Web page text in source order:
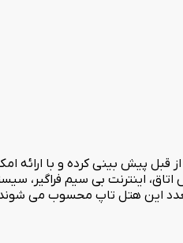
از قبل پیش بینی کرده و با
اتاق، اینترنت بی سیم
این هتل تاپ محسوب می